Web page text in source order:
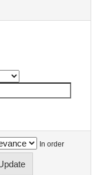
In order